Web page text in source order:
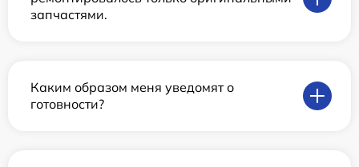
запчастями.
Каким образом меня уведомят о
готовности?